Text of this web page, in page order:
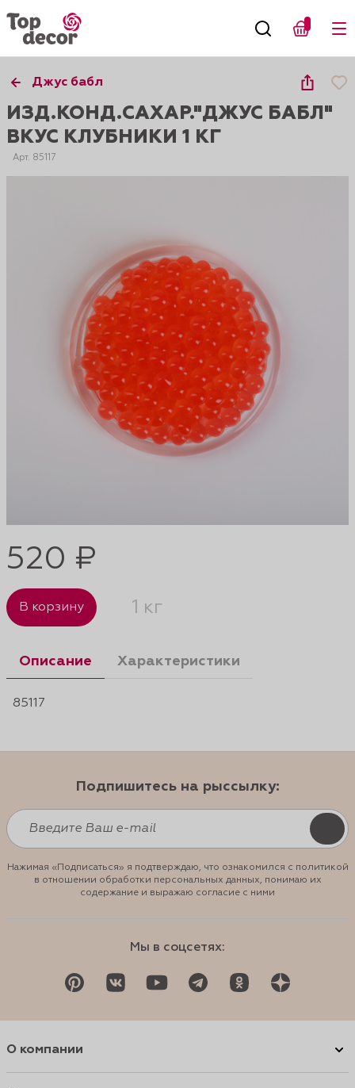
Джус бабл
ИЗД.КОНД.САХАР."ДЖУС БАБЛ"
ВКУС КЛУБНИКИ 1 КГ
Арт. 85117
520 ₽
В корзину 1 кг
Описание Характеристики
85117
Подпишитесь на рыссылку:
Нажимая «Подписаться» я подтверждаю, что ознакомился с политикой
в отношении обработки персональных данных, понимаю их
содержание и выражаю согласие с ними
Мы в соцсетях:
О компании